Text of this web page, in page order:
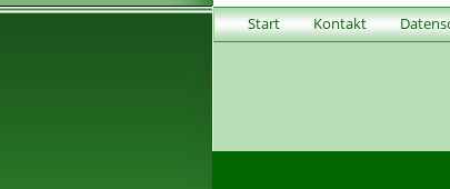
Start Kontakt